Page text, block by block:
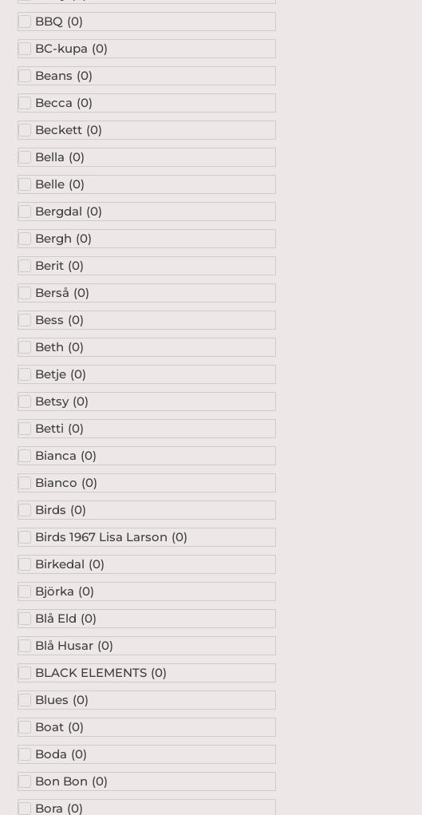
BBQ (0)
BC-kupa (0)
Beans (0)
Becca (0)
Beckett (0)
Bella (0)
Belle (0)
Bergdal (0)
Bergh (0)
Berit (0)
Berså (0)
Bess (0)
Beth (0)
Betje (0)
Betsy (0)
Betti (0)
Bianca (0)
Bianco (0)
Birds (0)
Birds 1967 Lisa Larson (0)
Birkedal (0)
Björka (0)
Blå Eld (0)
Blå Husar (0)
BLACK ELEMENTS (0)
Blues (0)
Boat (0)
Boda (0)
Bon Bon (0)
Bora (0)